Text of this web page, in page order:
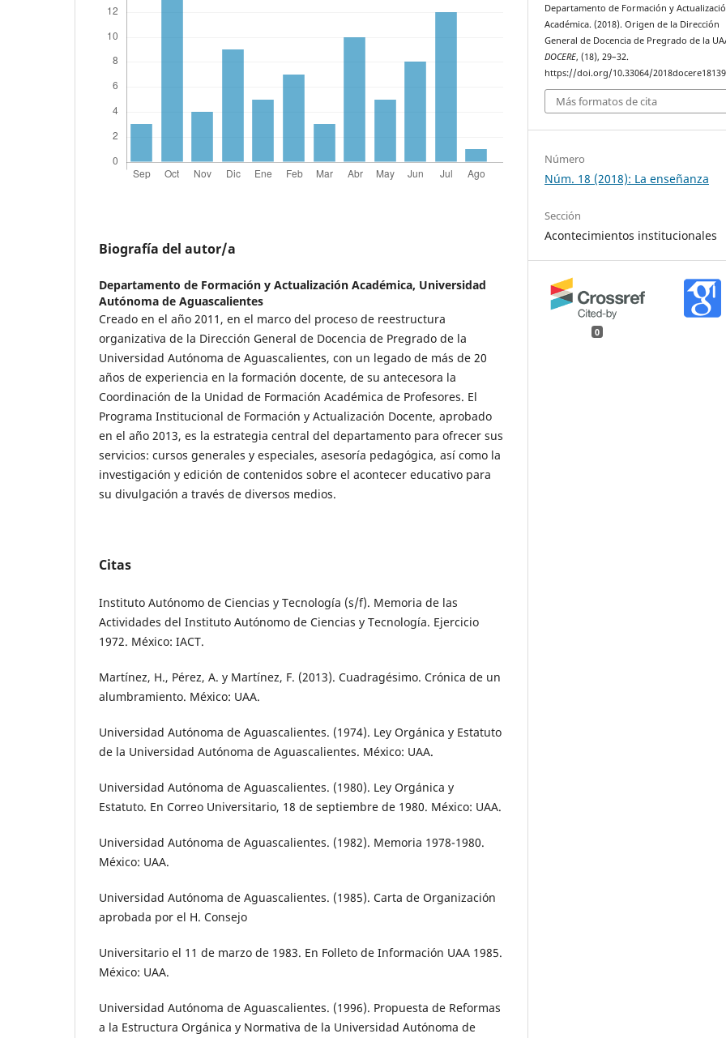
Biografía del autor/a
Departamento de Formación y Actualización Académica, Universidad
Autónoma de Aguascalientes
Creado en el año 2011, en el marco del proceso de reestructura
organizativa de la Dirección General de Docencia de Pregrado de la
Universidad Autónoma de Aguascalientes, con un legado de más de 20
años de experiencia en la formación docente, de su antecesora la
Coordinación de la Unidad de Formación Académica de Profesores. El
Programa Institucional de Formación y Actualización Docente, aprobado
en el año 2013, es la estrategia central del departamento para ofrecer sus
servicios: cursos generales y especiales, asesoría pedagógica, así como la
investigación y edición de contenidos sobre el acontecer educativo para
su divulgación a través de diversos medios.
Citas
Instituto Autónomo de Ciencias y Tecnología (s/f). Memoria de las
Actividades del Instituto Autónomo de Ciencias y Tecnología. Ejercicio
1972. México: IACT.
Martínez, H., Pérez, A. y Martínez, F. (2013). Cuadragésimo. Crónica de un
alumbramiento. México: UAA.
Universidad Autónoma de Aguascalientes. (1974). Ley Orgánica y Estatuto
de la Universidad Autónoma de Aguascalientes. México: UAA.
Universidad Autónoma de Aguascalientes. (1980). Ley Orgánica y
Estatuto. En Correo Universitario, 18 de septiembre de 1980. México: UAA.
Universidad Autónoma de Aguascalientes. (1982). Memoria 1978-1980.
México: UAA.
Universidad Autónoma de Aguascalientes. (1985). Carta de Organización
aprobada por el H. Consejo
Universitario el 11 de marzo de 1983. En Folleto de Información UAA 1985.
México: UAA.
Universidad Autónoma de Aguascalientes. (1996). Propuesta de Reformas
a la Estructura Orgánica y Normativa de la Universidad Autónoma de
Departamento de Formación y
Académica. (2018). Origen de la Dirección
General de Docencia de Pregrado de la
DOCERE, (18), 29–32.
https://doi.org/10.33064/
Más formatos de cita
Número
Núm. 18 (2018): La enseñanza
Sección
Acontecimientos institucionales
0